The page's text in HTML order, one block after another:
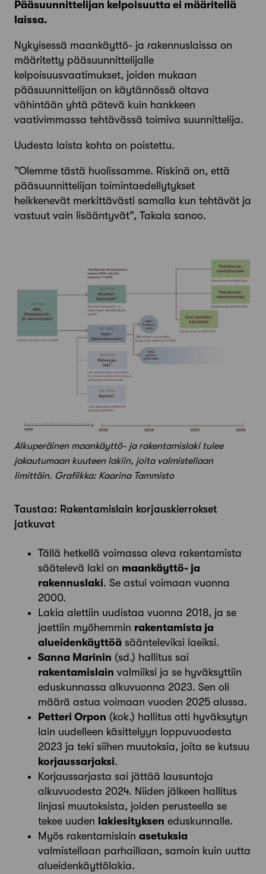
Pääsuunnittelijan kelpoisuutta ei määritellä
laissa.
Nykyisessä maankäyttö- ja rakennuslaissa on
määritetty pääsuunnittelijalle
kelpoisuusvaatimukset, joiden mukaan
pääsuunnittelijan on käytännössä oltava
vähintään yhtä pätevä kuin hankkeen
vaativimmassa tehtävässä toimiva suunnittelija.
Uudesta laista kohta on poistettu.
”Olemme tästä huolissamme. Riskinä on, että
pääsuunnittelijan toimintaedellytykset
heikkenevät merkittävästi samalla kun tehtävät ja
vastuut vain lisääntyvät”, Takala sanoo.
Alkuperäinen maankäyttö- ja rakentamislaki tulee
jakautumaan kuuteen lakiin, joita valmistellaan
limittäin. Grafiikka: Kaarina Tammisto
Taustaa: Rakentamislain korjauskierrokset
jatkuvat
Tällä hetkellä voimassa oleva rakentamista
säätelevä laki on maankäyttö- ja
rakennuslaki. Se astui voimaan vuonna
2000.
Lakia alettiin uudistaa vuonna 2018, ja se
jaettiin myöhemmin rakentamista ja
alueidenkäyttöä säänteleviksi laeiksi.
Sanna Marinin (sd.) hallitus sai
rakentamislain valmiiksi ja se hyväksyttiin
edus­kunnassa alkuvuonna 2023. Sen oli
määrä astua voimaan vuoden 2025 alussa.
Petteri Orpon (kok.) hallitus otti hyväksytyn
lain uudelleen käsittelyyn loppuvuodesta
2023 ja teki siihen muutoksia, joita se kutsuu
korjaussarjaksi.
Korjaussarjasta sai jättää lausuntoja
alkuvuodesta 2024. Niiden jälkeen hallitus
linjasi muutoksista, joiden perusteella se
tekee uuden lakiesityksen edus­kunnalle.
Myös rakentamislain asetuksia
valmistellaan parhaillaan, samoin kuin uutta
alueidenkäyttölakia.